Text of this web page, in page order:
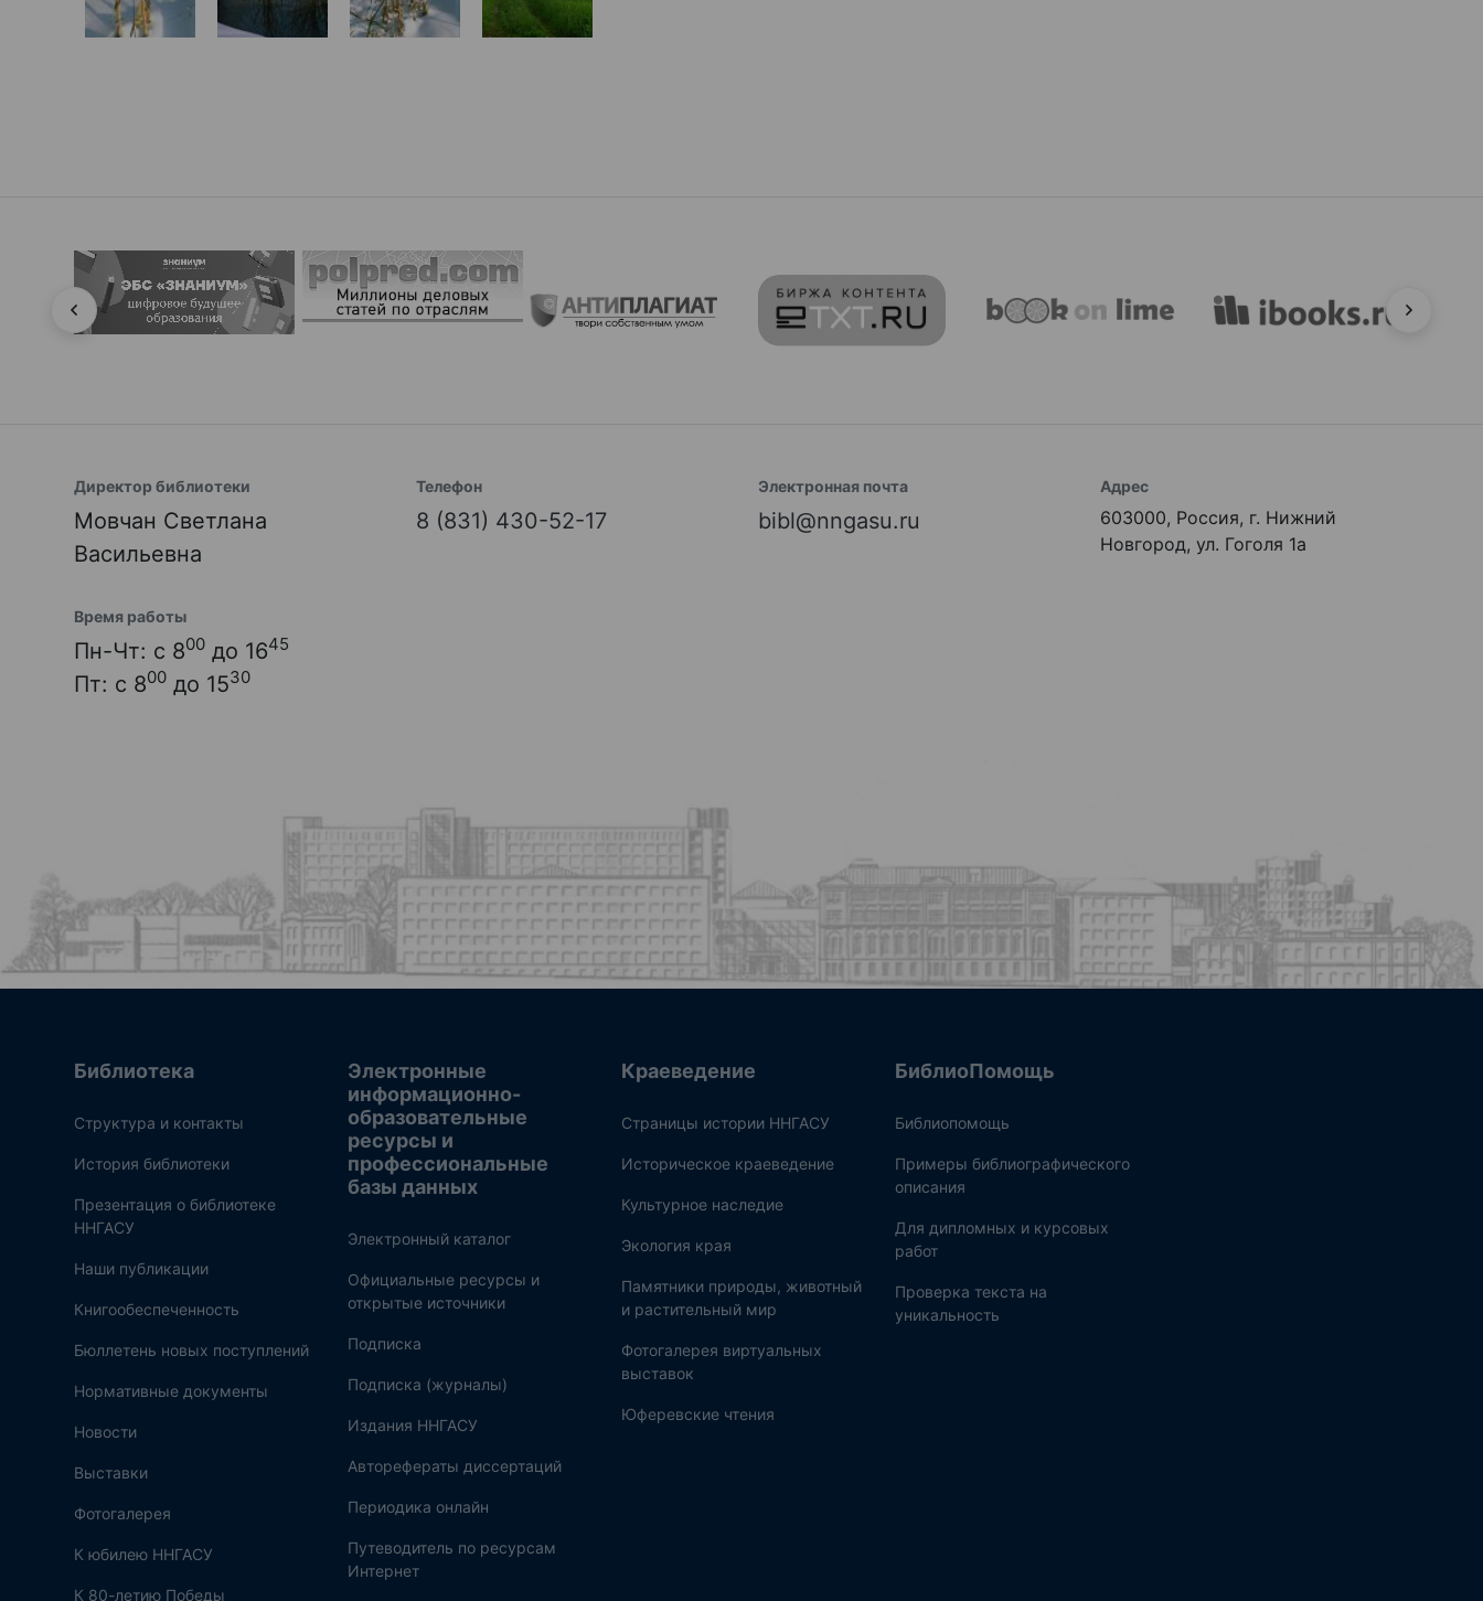
Директор библиотеки
Мовчан Светлана
Васильевна
Телефон
8 (831) 430-52-17
Электронная почта
bibl@nngasu.ru
Адрес
603000, Россия, г. Нижний
Новгород, ул. Гоголя 1а
Время работы
Пн-Чт: с 800 до 1645
Пт: с 800 до 1530
Библиотека
Структура и контакты
История библиотеки
Презентация о библиотеке
ННГАСУ
Наши публикации
Книгообеспеченность
Бюллетень новых поступлений
Нормативные документы
Новости
Выставки
Фотогалерея
К юбилею ННГАСУ
К 80-летию Победы
Электронные
информационно-
образовательные
ресурсы и
профессиональные
базы данных
Электронный каталог
Официальные ресурсы и
открытые источники
Подписка
Подписка (журналы)
Издания ННГАСУ
Авторефераты диссертаций
Периодика онлайн
Путеводитель по ресурсам
Интернет
Краеведение
Страницы истории ННГАСУ
Историческое краеведение
Культурное наследие
Экология края
Памятники природы, животный
и растительный мир
Фотогалерея виртуальных
выставок
Юферевские чтения
БиблиоПомощь
Библиопомощь
Примеры библиографического
описания
Для дипломных и курсовых
работ
Проверка текста на
уникальность